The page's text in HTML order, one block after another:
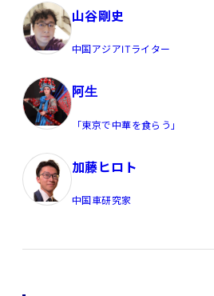
山谷剛史
中国アジアITライター
阿生
「東京で中華を食らう」
加藤ヒロト
中国車研究家